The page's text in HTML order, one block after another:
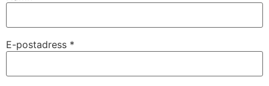
E-postadress *